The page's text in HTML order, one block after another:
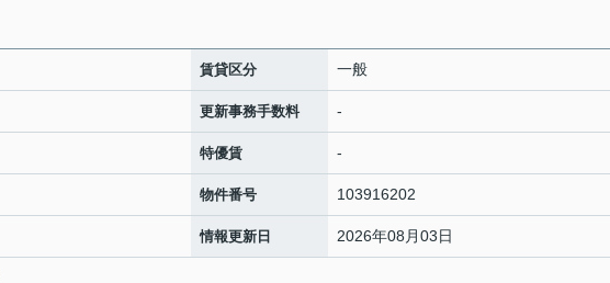
賃貸区分 一般
更新事務手数料 -
特優賃 -
物件番号 103916202
情報更新日 2026年08月03日